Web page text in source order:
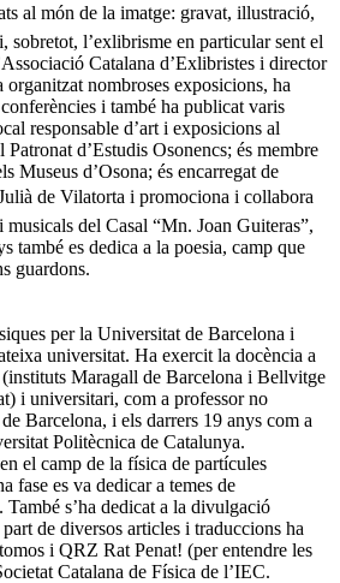
al món de la imatge: gravat, illustració,
sobretot, l’exlibrisme en particular sent el
Catalana d’Exlibristes i director
nombroses exposicions, ha
i també ha publicat varis
responsable d’art i exposicions al
d’Estudis Osonencs; és membre
Museus d’Osona; és encarregat de
de Vilatorta i promociona i collabora
del Casal “Mn. Joan Guiteras”,
també es dedica a la poesia, camp que
guardons.
per la Universitat de Barcelona i
universitat. Ha exercit la docència a
(instituts Maragall de Barcelona i Bellvitge
i universitari, com a professor no
Barcelona, i els darrers 19 anys com a
Politècnica de Catalunya.
el camp de la física de partícules
fase es va dedicar a temes de
s’ha dedicat a la divulgació
de diversos articles i traduccions ha
i QRZ Rat Penat! (per entendre les
Catalana de Física de l’IEC.